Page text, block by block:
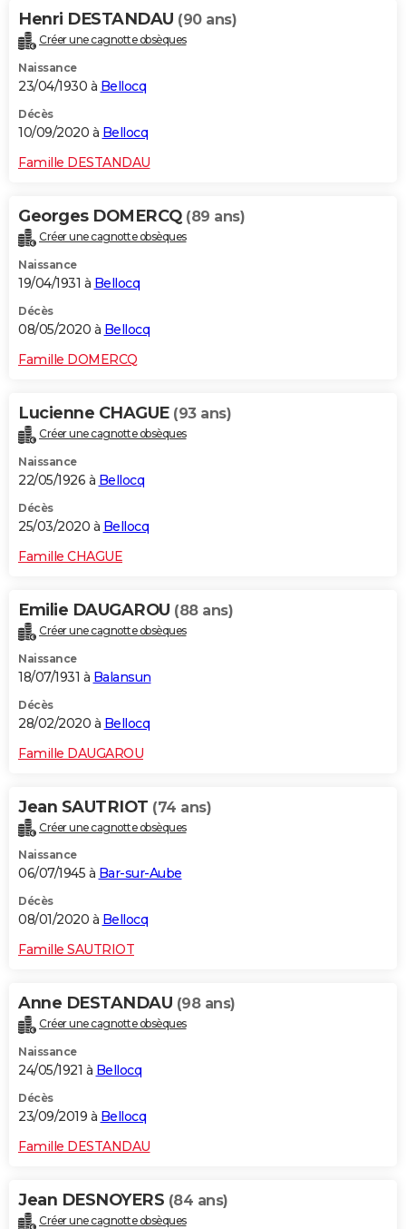
Henri DESTANDAU (90 ans)
Créer une cagnotte obsèques
Naissance
23/04/1930 à Bellocq
Décès
10/09/2020 à Bellocq
Famille DESTANDAU
Georges DOMERCQ (89 ans)
Créer une cagnotte obsèques
Naissance
19/04/1931 à Bellocq
Décès
08/05/2020 à Bellocq
Famille DOMERCQ
Lucienne CHAGUE (93 ans)
Créer une cagnotte obsèques
Naissance
22/05/1926 à Bellocq
Décès
25/03/2020 à Bellocq
Famille CHAGUE
Emilie DAUGAROU (88 ans)
Créer une cagnotte obsèques
Naissance
18/07/1931 à Balansun
Décès
28/02/2020 à Bellocq
Famille DAUGAROU
Jean SAUTRIOT (74 ans)
Créer une cagnotte obsèques
Naissance
06/07/1945 à Bar-sur-Aube
Décès
08/01/2020 à Bellocq
Famille SAUTRIOT
Anne DESTANDAU (98 ans)
Créer une cagnotte obsèques
Naissance
24/05/1921 à Bellocq
Décès
23/09/2019 à Bellocq
Famille DESTANDAU
Jean DESNOYERS (84 ans)
Créer une cagnotte obsèques